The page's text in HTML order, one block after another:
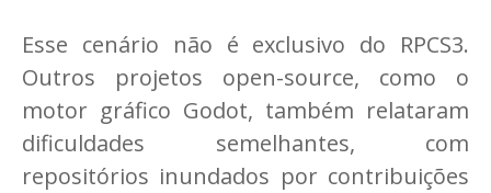
Esse cenário não é exclusivo do RPCS3.
Outros projetos open-source, como o
motor gráfico Godot, também relataram
dificuldades semelhantes, com
repositórios inundados por contribuições